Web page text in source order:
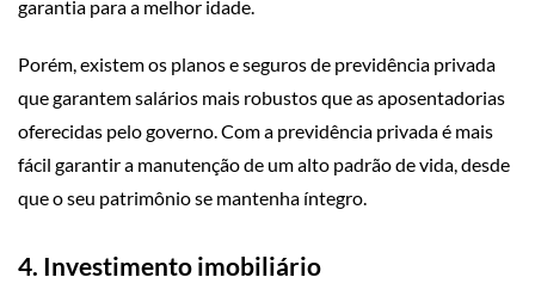
garantia para a melhor idade.
Porém, existem os planos e seguros de previdência privada
que garantem salários mais robustos que as aposentadorias
oferecidas pelo governo. Com a previdência privada é mais
fácil garantir a manutenção de um alto padrão de vida, desde
que o seu patrimônio se mantenha íntegro.
4. Investimento imobiliário